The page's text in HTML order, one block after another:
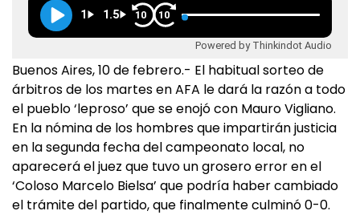
1 1.5 10 10
Powered by Thinkindot Audio
Buenos Aires, 10 de febrero.- El habitual sorteo de
árbitros de los martes en AFA le dará la razón a todo
el pueblo ‘leproso’ que se enojó con Mauro Vigliano.
En la nómina de los hombres que impartirán justicia
en la segunda fecha del campeonato local, no
aparecerá el juez que tuvo un grosero error en el
‘Coloso Marcelo Bielsa’ que podría haber cambiado
el trámite del partido, que finalmente culminó 0-0.